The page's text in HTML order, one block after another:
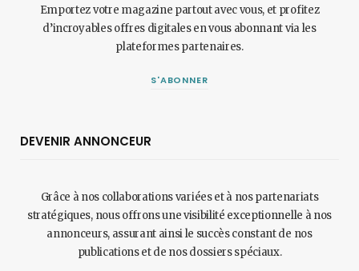
Emportez votre magazine partout avec vous, et profitez
d’incroyables offres digitales en vous abonnant via les
plateformes partenaires.
S'ABONNER
DEVENIR ANNONCEUR
Grâce à nos collaborations variées et à nos partenariats
stratégiques, nous offrons une visibilité exceptionnelle à nos
annonceurs, assurant ainsi le succès constant de nos
publications et de nos dossiers spéciaux.